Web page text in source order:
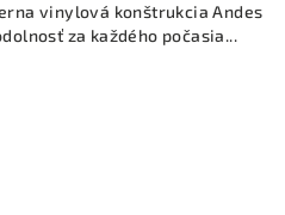
vinylová konštrukcia Andes
za každého počasia...